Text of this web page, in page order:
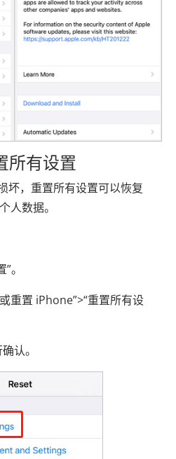
所有设置
坏，重置所有设置可以恢复
人数据。
。
重置 iPhone”>“重置所有设
认。